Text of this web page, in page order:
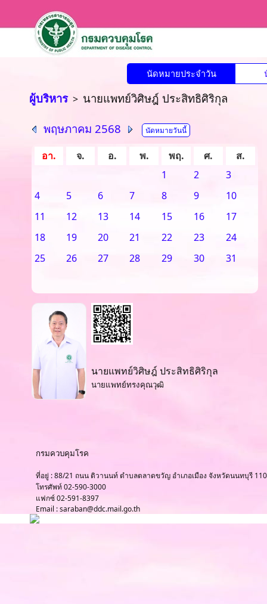
นัดหมายประจำวัน
ผู้บริหาร> นายแพทย์วิศิษฎ์ ประสิทธิศิริกุล
พฤษภาคม 2568 นัดหมายวันนี้
อา. จ. อ. พ. พฤ. ศ.
ส.
1
2
3
4
5 6 7 8 9
10
11
12 13 14 15 16
17
18
19 20 21 22 23
24
25
26 27 28 29 30 31
นายแพทย์วิศิษฎ์ ประสิทธิศิริกุล
นายแพทย์ทรงคุณวุฒิ
กรมควบคุมโรค
ที่อยู่ : 88/21 ถนน ติวานนท์ ตำบลตลาดขวัญ อำเภอเมือง จังหวัดนนทบุรี
โทรศัพท์ 02-590-3000
แฟกซ์ 02-591-8397
Email : saraban@ddc.mail.go.th